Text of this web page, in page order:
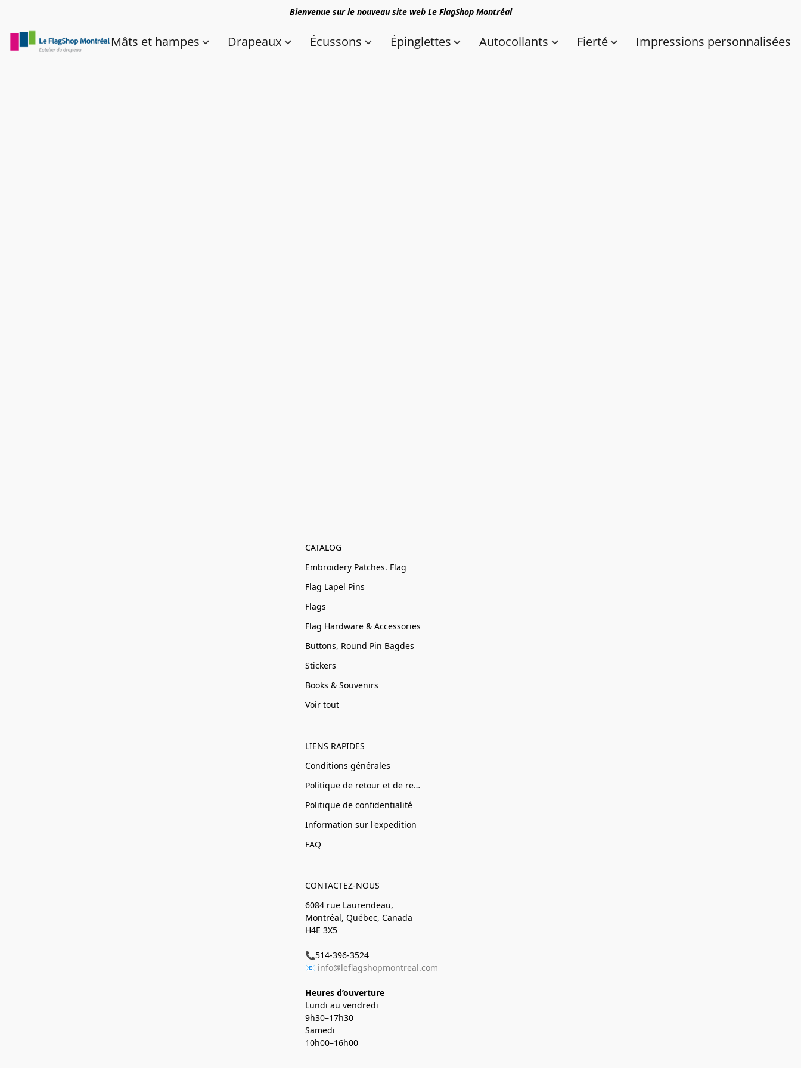
Bienvenue sur le nouveau site web Le FlagShop Montréal
Mâts et hampes Drapeaux Écussons Épinglettes Autocollants Fierté Impressions personnalisées
CATALOG
Embroidery Patches. Flag
Flag Lapel Pins
Flags
Flag Hardware & Accessories
Buttons, Round Pin Bagdes
Stickers
Books & Souvenirs
Voir tout
LIENS RAPIDES
Conditions générales
Politique de retour et de remboursement
Politique de confidentialité
Information sur l'expedition
FAQ
CONTACTEZ-NOUS
6084 rue Laurendeau,
Montréal, Québec, Canada
H4E 3X5
📞514-396-3524
📧 info@leflagshopmontreal.com
Heures d’ouverture
Lundi au vendredi
9h30–17h30
Samedi
10h00–16h00